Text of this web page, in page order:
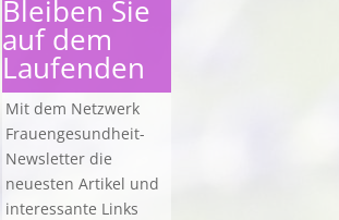
Bleiben Sie
auf dem
Laufenden
Mit dem Netzwerk
Frauengesundheit-
Newsletter die
neuesten Artikel und
interessante Links